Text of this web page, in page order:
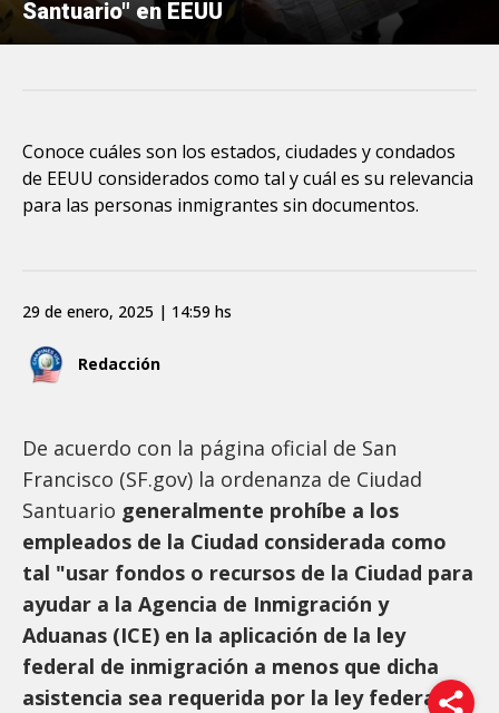
Santuario" en EEUU
Conoce cuáles son los estados, ciudades y condados
de EEUU considerados como tal y cuál es su relevancia
para las personas inmigrantes sin documentos.
Redacción
29 de enero, 2025 | 14:59 hs
De acuerdo con la página oficial de San
Francisco (SF.gov) la ordenanza de Ciudad
Santuario generalmente prohíbe a los
empleados de la Ciudad considerada como
tal "usar fondos o recursos de la Ciudad para
ayudar a la Agencia de Inmigración y
Aduanas (ICE) en la aplicación de la ley
federal de inmigración a menos que dicha
asistencia sea requerida por la ley federal o